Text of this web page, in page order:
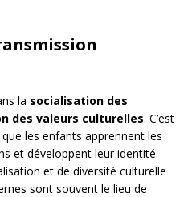
la socialisation des
des valeurs culturelles. C’est
les enfants apprennent les
et développent leur identité.
et de diversité culturelle
sont souvent le lieu de